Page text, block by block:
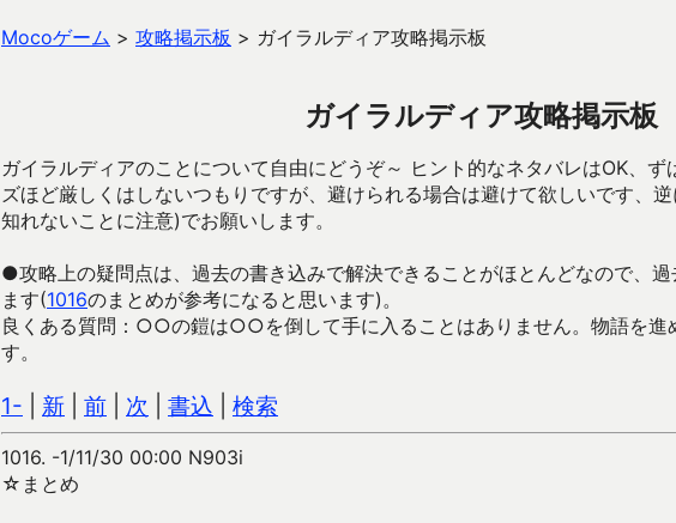
Mocoゲーム > 攻略掲示板 > ガイラルディア攻略掲示板
ガイラルディア攻略掲示板
ガイラルディアのことについて自由にどうぞ～ ヒント的なネタバレはOK、
ズほど厳しくはしないつもりですが、避けられる場合は避けて欲しいです、
知れないことに注意)でお願いします。
●攻略上の疑問点は、過去の書き込みで解決できることがほとんどなので、
ます(1016のまとめが参考になると思います)。
良くある質問：○○の鎧は○○を倒して手に入ることはありません。物語を進
す。
1- 新 前 次 書込 検索
1016. -1/11/30 00:00 N903i
☆まとめ